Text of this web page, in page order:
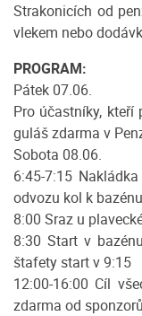
Strakonicích od
vlekem nebo
PROGRAM:
Pátek 07.06.
Pro účastníky, kteří
guláš zdarma v
Sobota 08.06.
6:45-7:15
odvozu kol k
8:00 Sraz u
8:30 Start v
štafety start v 9:15
12:00-16:00 Cíl
zdarma od